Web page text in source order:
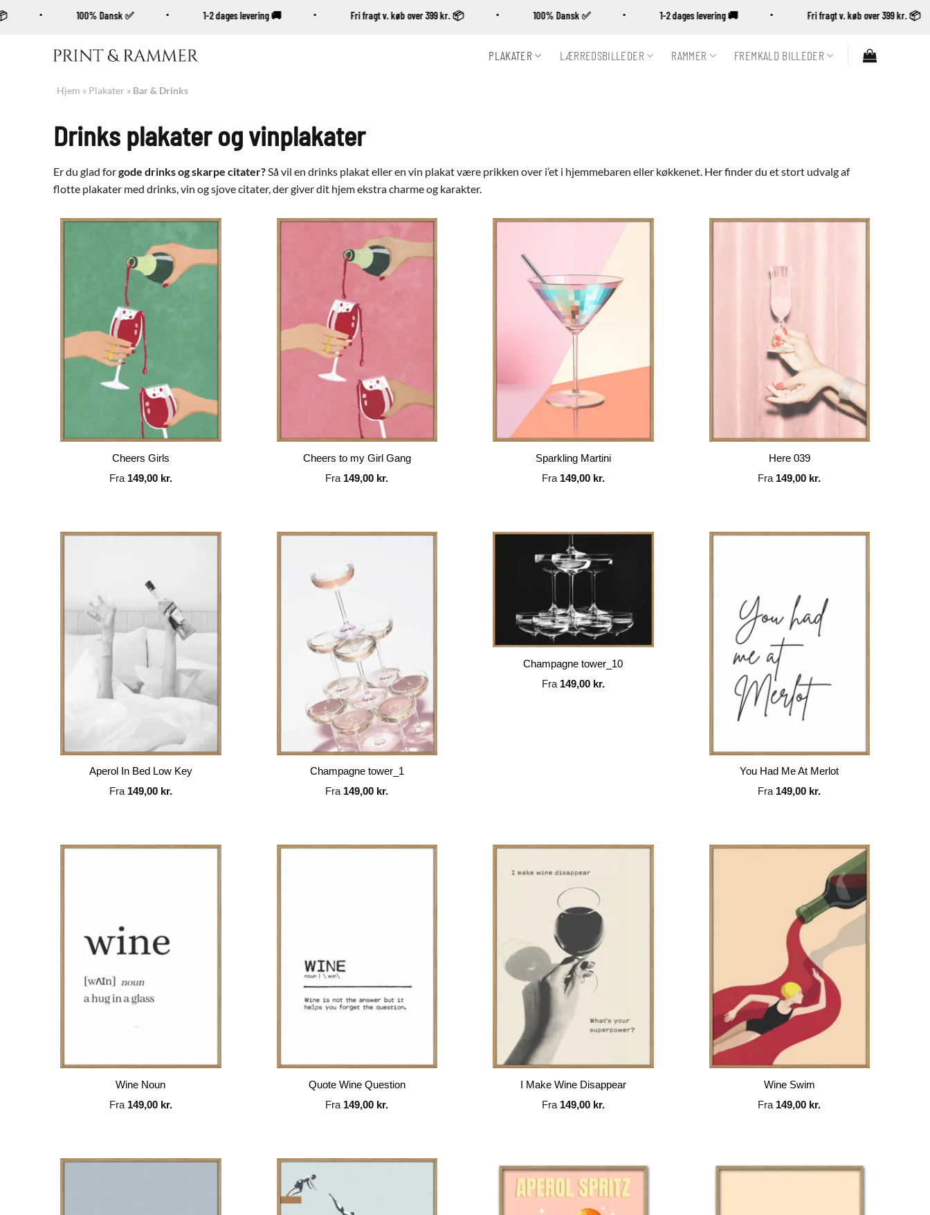
📦 100% Dansk ✅ 1-2 dages levering 🚚 Fri fragt v. køb over 399 kr. 📦 100% Dansk ✅ 1-2 dages levering 🚚 Fri fragt v. køb over 399 kr.
PLAKATER LÆRREDSBILLEDER RAMMER FREMKALD BILLEDER
Hjem » Plakater » Bar & Drinks
Drinks plakater og vinplakater
Er du glad forgode drinks og skarpe citater? Så vil en drinks plakat eller en vin plakat være prikken over i’et i hjemmebaren eller køkkenet. Her finder du et stort udvalg af
flotte plakater med drinks, vin og sjove citater, der giver dit hjem ekstra charme og karakter.
Cheers Girls
Fra 149,00 kr.
Cheers to my Girl Gang
Fra 149,00 kr.
Sparkling Martini
Fra 149,00 kr.
Here 039
Fra 149,00 kr.
Aperol In Bed Low Key
Fra 149,00 kr.
Champagne tower_1
Fra 149,00 kr.
Champagne tower_10
Fra 149,00 kr.
You Had Me At Merlot
Fra 149,00 kr.
Wine Noun
Fra 149,00 kr.
Quote Wine Question
Fra 149,00 kr.
I Make Wine Disappear
Fra 149,00 kr.
Wine Swim
Fra 149,00 kr.